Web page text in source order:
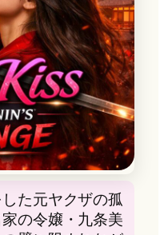
た元ヤクザの孤
の令嬢・九条美